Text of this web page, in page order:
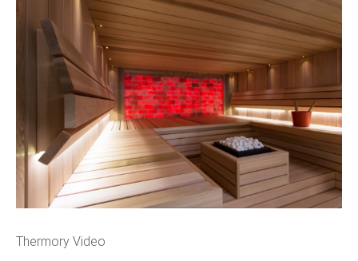
Thermory Video